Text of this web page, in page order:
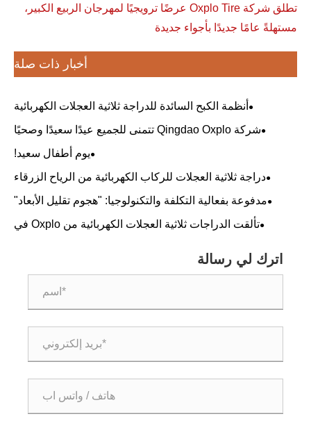
تطلق شركة Oxplo Tire عرضًا ترويجيًا لمهرجان الربيع الكبير،
مستهلةً عامًا جديدًا بأجواء جديدة
أخبار ذات صلة
أنظمة الكبح السائدة للدراجة ثلاثية العجلات الكهربائية
شركة Qingdao Oxplo تتمنى للجميع عيدًا سعيدًا وصحيًا
لقوارب التنين!
يوم أطفال سعيد!
دراجة ثلاثية العجلات للركاب الكهربائية من الرياح الزرقاء
مدفوعة بفعالية التكلفة والتكنولوجيا: "هجوم تقليل الأبعاد"
المصنوع في الصين
تألقت الدراجات ثلاثية العجلات الكهربائية من Oxplo في
اترك لي رسالة